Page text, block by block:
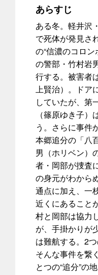
あらすじ
ある冬。軽井沢
で死体が発見さ
の“信濃のコロ
の警部・竹村岩
行する。被害者
上賢治）。ドア
していたが、第
（篠原ゆき子
う。さらに事件
本郷追分の「八
男（ホリベン）
者・岡部が捜査
の身元がわから
通点に加え、一
近くにあること
村と岡部は協力
が、手掛かりが
は難航する。2
そんな事件を繋
とつの“追分”の